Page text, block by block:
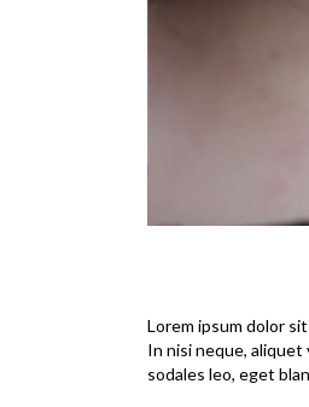
Lorem ipsum dolor
In nisi neque,
sodales leo, eget